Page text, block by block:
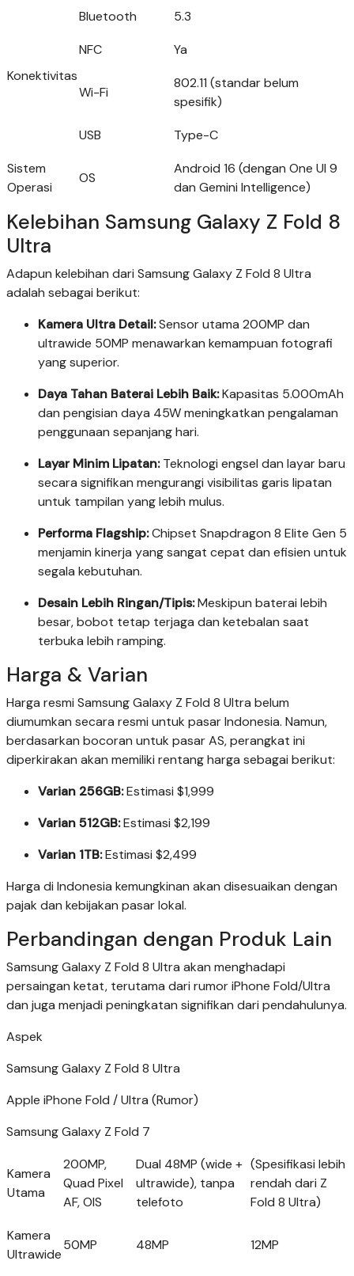
Konektivitas
Bluetooth
5.3
NFC
Ya
Wi-Fi
802.11 (standar belum
spesifik)
USB
Type-C
Sistem
Operasi
OS
Android 16 (dengan One UI 9
dan Gemini Intelligence)
Kelebihan Samsung Galaxy Z Fold 8
Ultra
Adapun kelebihan dari Samsung Galaxy Z Fold 8 Ultra
adalah sebagai berikut:
Kamera Ultra Detail:Sensor utama 200MP dan
ultrawide 50MP menawarkan kemampuan fotografi
yang superior.
Daya Tahan Baterai Lebih Baik:Kapasitas 5.000mAh
dan pengisian daya 45W meningkatkan pengalaman
penggunaan sepanjang hari.
Layar Minim Lipatan:Teknologi engsel dan layar baru
secara signifikan mengurangi visibilitas garis lipatan
untuk tampilan yang lebih mulus.
Performa Flagship:Chipset Snapdragon 8 Elite Gen 5
menjamin kinerja yang sangat cepat dan efisien untuk
segala kebutuhan.
Desain Lebih Ringan/Tipis:Meskipun baterai lebih
besar, bobot tetap terjaga dan ketebalan saat
terbuka lebih ramping.
Harga & Varian
Harga resmi Samsung Galaxy Z Fold 8 Ultra belum
diumumkan secara resmi untuk pasar Indonesia. Namun,
berdasarkan bocoran untuk pasar AS, perangkat ini
diperkirakan akan memiliki rentang harga sebagai berikut:
Varian 256GB:Estimasi $1,999
Varian 512GB:Estimasi $2,199
Varian 1TB:Estimasi $2,499
Harga di Indonesia kemungkinan akan disesuaikan dengan
pajak dan kebijakan pasar lokal.
Perbandingan dengan Produk Lain
Samsung Galaxy Z Fold 8 Ultra akan menghadapi
persaingan ketat, terutama dari rumor iPhone Fold/Ultra
dan juga menjadi peningkatan signifikan dari pendahulunya.
Aspek
Samsung Galaxy Z Fold 8 Ultra
Apple iPhone Fold / Ultra (Rumor)
Samsung Galaxy Z Fold 7
Kamera
Utama
200MP,
Quad Pixel
AF, OIS
Dual 48MP (wide +
ultrawide), tanpa
telefoto
(Spesifikasi lebih
rendah dari Z
Fold 8 Ultra)
Kamera
Ultrawide
50MP 48MP 12MP